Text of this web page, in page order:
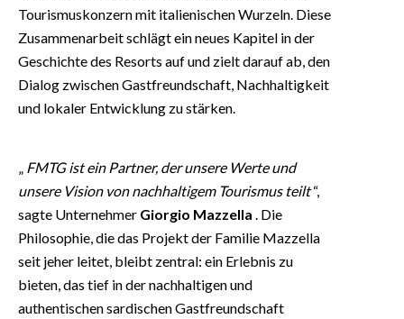
Tourismuskonzern mit italienischen Wurzeln. Diese
Zusammenarbeit schlägt ein neues Kapitel in der
Geschichte des Resorts auf und zielt darauf ab, den
Dialog zwischen Gastfreundschaft, Nachhaltigkeit
und lokaler Entwicklung zu stärken.
FMTG ist ein Partner, der unsere Werte und
unsere Vision von nachhaltigem Tourismus teilt“,
sagte Unternehmer Giorgio Mazzella . Die
Philosophie, die das Projekt der Familie Mazzella
seit jeher leitet, bleibt zentral: ein Erlebnis zu
bieten, das tief in der nachhaltigen und
authentischen sardischen Gastfreundschaft